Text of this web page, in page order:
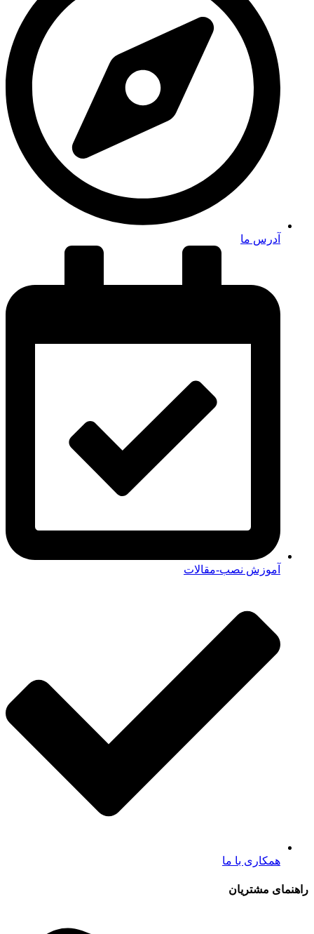
آدرس ما
آموزش نصب-مقالات
همکاری با ما
راهنمای مشتریان